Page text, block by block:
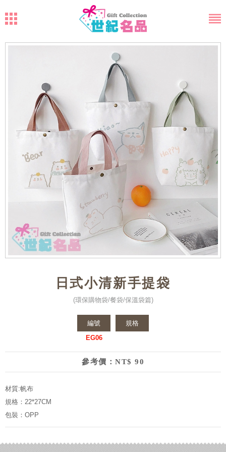
日式小清新手提袋
(環保購物袋/餐袋/保溫袋篇)
編號
EG06
規格
參考價：NT$ 90
材質:帆布
規格：22*27CM
包裝：OPP